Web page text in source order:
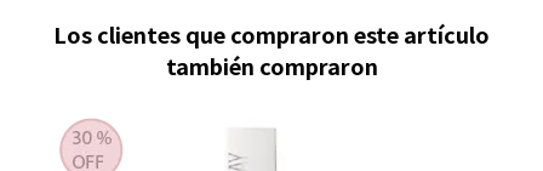
Los clientes que compraron este artículo
también compraron